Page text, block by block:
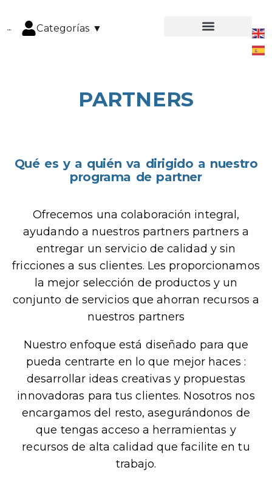
Categorías ▼
PARTNERS
Qué es y a quién va dirigido a nuestro
programa de partner
Ofrecemos una colaboración integral,
ayudando a nuestros partners partners a
entregar un servicio de calidad y sin
fricciones a sus clientes. Les proporcionamos
la mejor selección de productos y un
conjunto de servicios que ahorran recursos a
nuestros partners
Nuestro enfoque está diseñado para que
pueda centrarte en lo que mejor haces :
desarrollar ideas creativas y propuestas
innovadoras para tus clientes. Nosotros nos
encargamos del resto, asegurándonos de
que tengas acceso a herramientas y
recursos de alta calidad que facilite en tu
trabajo.